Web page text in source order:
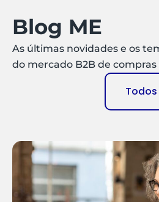
Blog ME
As últimas novidades e os
do mercado B2B de